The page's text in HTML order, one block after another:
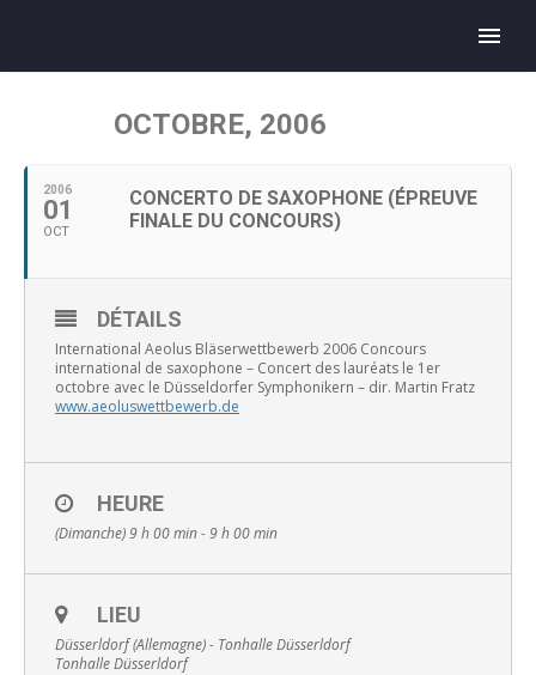
OCTOBRE, 2006
2006
01
OCT
CONCERTO DE SAXOPHONE (ÉPREUVE
FINALE DU CONCOURS)
DÉTAILS
International Aeolus Bläserwettbewerb 2006 Concours
international de saxophone – Concert des lauréats le 1er
octobre avec le Düsseldorfer Symphonikern – dir. Martin Fratz
www.aeoluswettbewerb.de
HEURE
(Dimanche) 9 h 00 min - 9 h 00 min
LIEU
Düsserldorf (Allemagne) - Tonhalle Düsserldorf
Tonhalle Düsserldorf